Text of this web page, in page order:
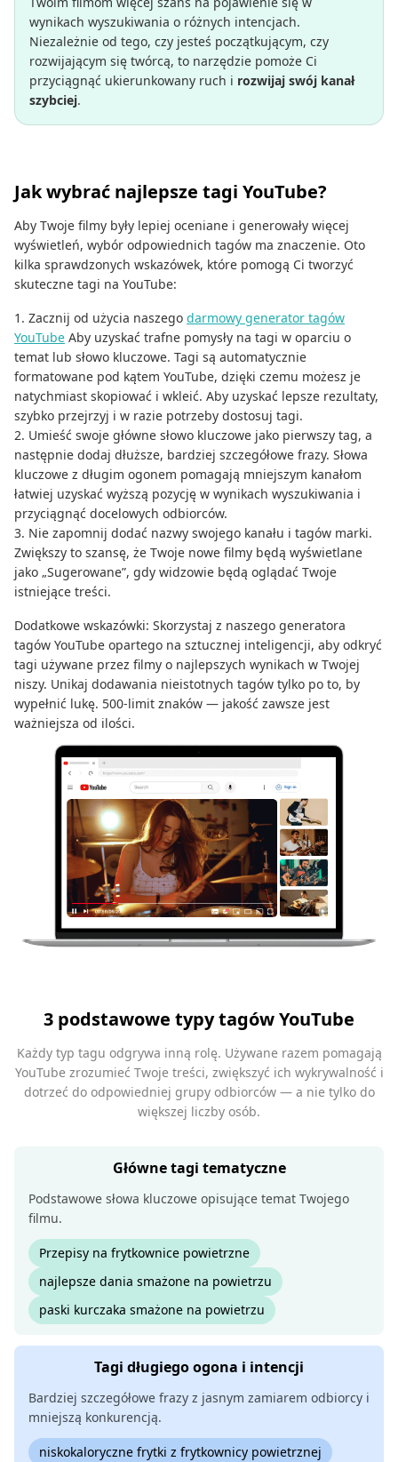
wynikach wyszukiwania o różnych intencjach.
Niezależnie od tego, czy jesteś początkującym, czy
rozwijającym się twórcą, to narzędzie pomoże Ci
przyciągnąć ukierunkowany ruch i rozwijaj swój kanał
szybciej.
Jak wybrać najlepsze tagi YouTube?
Aby Twoje filmy były lepiej oceniane i generowały więcej
wyświetleń, wybór odpowiednich tagów ma znaczenie. Oto
kilka sprawdzonych wskazówek, które pomogą Ci tworzyć
skuteczne tagi na YouTube:
1. Zacznij od użycia naszego darmowy generator tagów
YouTube Aby uzyskać trafne pomysły na tagi w oparciu o
temat lub słowo kluczowe. Tagi są automatycznie
formatowane pod kątem YouTube, dzięki czemu możesz je
natychmiast skopiować i wkleić. Aby uzyskać lepsze rezultaty,
szybko przejrzyj i w razie potrzeby dostosuj tagi.
2. Umieść swoje główne słowo kluczowe jako pierwszy tag, a
następnie dodaj dłuższe, bardziej szczegółowe frazy. Słowa
kluczowe z długim ogonem pomagają mniejszym kanałom
łatwiej uzyskać wyższą pozycję w wynikach wyszukiwania i
przyciągnąć docelowych odbiorców.
3. Nie zapomnij dodać nazwy swojego kanału i tagów marki.
Zwiększy to szansę, że Twoje nowe filmy będą wyświetlane
jako „Sugerowane”, gdy widzowie będą oglądać Twoje
istniejące treści.
Dodatkowe wskazówki: Skorzystaj z naszego generatora
tagów YouTube opartego na sztucznej inteligencji, aby odkryć
tagi używane przez filmy o najlepszych wynikach w Twojej
niszy. Unikaj dodawania nieistotnych tagów tylko po to, by
wypełnić lukę. 500-limit znaków — jakość zawsze jest
ważniejsza od ilości.
3 podstawowe typy tagów YouTube
Każdy typ tagu odgrywa inną rolę. Używane razem pomagają
YouTube zrozumieć Twoje treści, zwiększyć ich wykrywalność i
dotrzeć do odpowiedniej grupy odbiorców — a nie tylko do
większej liczby osób.
Główne tagi tematyczne
Podstawowe słowa kluczowe opisujące temat Twojego
filmu.
Przepisy na frytkownice powietrzne
najlepsze dania smażone na powietrzu
paski kurczaka smażone na powietrzu
Tagi długiego ogona i intencji
Bardziej szczegółowe frazy z jasnym zamiarem odbiorcy i
mniejszą konkurencją.
niskokaloryczne frytki z frytkownicy powietrznej